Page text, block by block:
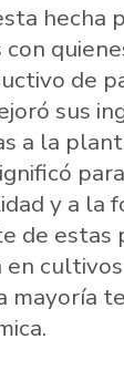
hecha
de
sus
a la
y a la
de estas
mayoría